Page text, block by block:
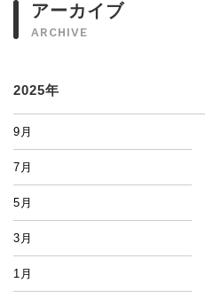
アーカイブ
ARCHIVE
2025年
9月
7月
5月
3月
1月